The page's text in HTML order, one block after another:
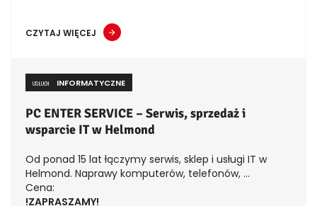
CZYTAJ WIĘCEJ
USŁUGI INFORMATYCZNE
PC ENTER SERVICE – Serwis, sprzedaż i
wsparcie IT w Helmond
Od ponad 15 lat łączymy serwis, sklep i usługi IT w
Helmond. Naprawy komputerów, telefonów, ...
Cena:
!ZAPRASZAMY!